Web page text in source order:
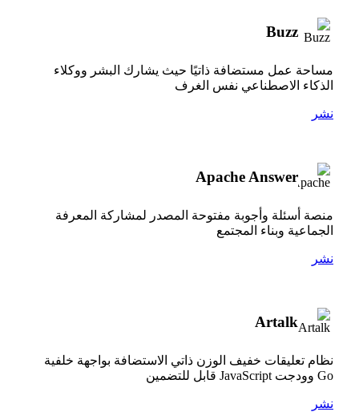
Buzz
مساحة عمل مستضافة ذاتيًا حيث يشارك البشر ووكلاء
الذكاء الاصطناعي نفس الغرف
نشر
Apache Answer
منصة أسئلة وأجوبة مفتوحة المصدر لمشاركة المعرفة
الجماعية وبناء المجتمع
نشر
Artalk
نظام تعليقات خفيف الوزن ذاتي الاستضافة بواجهة خلفية
Go وودجت JavaScript قابل للتضمين
نشر